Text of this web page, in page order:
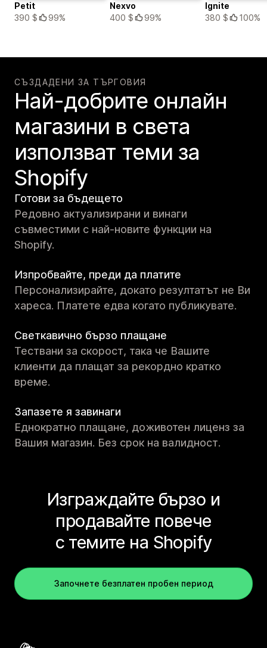
Petit
390 $
99%
Nexvo
400 $
99%
Ignite
380 $
100%
СЪЗДАДЕНИ ЗА ТЪРГОВИЯ
Най-добрите онлайн
магазини в света
използват теми за
Shopify
Готови за бъдещето
Редовно актуализирани и винаги
съвместими с най-новите функции на
Shopify.
Изпробвайте, преди да платите
Персонализирайте, докато резултатът не Ви
хареса. Платете едва когато публикувате.
Светкавично бързо плащане
Тествани за скорост, така че Вашите
клиенти да плащат за рекордно кратко
време.
Запазете я завинаги
Еднократно плащане, доживотен лиценз за
Вашия магазин. Без срок на валидност.
Изграждайте бързо и
продавайте повече
с темите на Shopify
Започнете безплатен пробен период